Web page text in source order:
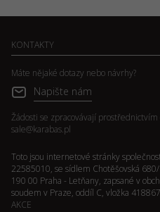
KONTAKTY
Máte nějaké dotazy nebo návrhy?
Napište nám
Žádosti se zpracovávají
sale@karabas.pl
Toto jsou internetové stránky
22585010, se sídlem Chotěšovská 680/
190 00 Praha - Letňany, zapsané v
soudem v Praze, oddíl C, vložka
AKCE